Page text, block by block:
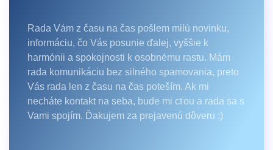
Rada Vám z času na čas pošlem milú novinku,
informáciu, čo Vás posunie ďalej, vyššie k
harmónii a spokojnosti k osobnému rastu. Mám
rada komunikáciu bez silného spamovania, preto
Vás rada len z času na čas poteším. Ak mi
necháte kontakt na seba, bude mi cťou a rada sa s
Vami spojím. Ďakujem za prejavenú dôveru :)